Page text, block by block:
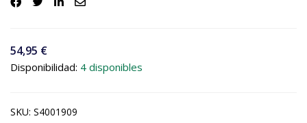
54,95 €
Disponibilidad: 4 disponibles
SKU: S4001909